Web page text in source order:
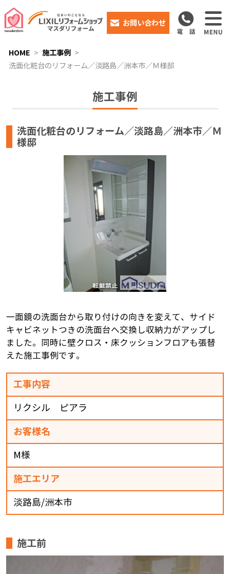
お問い合わせ
HOME
施工事例
洗面化粧台のリフォーム／淡路島／洲本市／Ｍ様邸
施工事例
洗面化粧台のリフォーム／淡路島／洲本市／Ｍ
様邸
一面鏡の洗面台から取り付けの向きを変えて、サイド
キャビネットつきの洗面台へ交換し収納力がアップし
ました。同時に壁クロス・床クッションフロアも張替
えた施工事例です。
工事内容
リクシル ピアラ
お客様名
M様
施工エリア
淡路島/洲本市
施工前